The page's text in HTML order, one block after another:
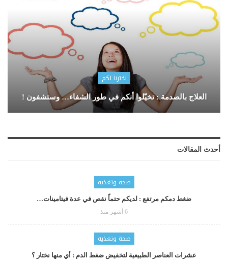
اخترنا لكم
العلاج بالصدمة : تخيّلوا أنكم في طور الشفاء… وستشفون !
أحدث المقالات
صحة وتغذية
ضغط دمكم مرتفع : لديكم حتماّ نقص في عدة فيتامينات…
6 أشهر منذ
صحة وتغذية
عشرات العناصر الطبيعية لتخفيض ضغط الدم : أي منها نختار ؟